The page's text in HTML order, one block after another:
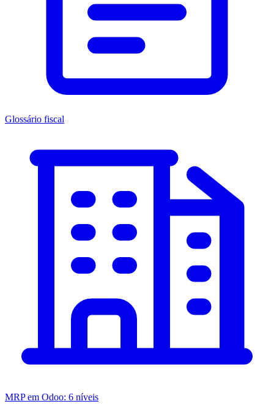
Glossário fiscal
MRP em Odoo: 6 níveis